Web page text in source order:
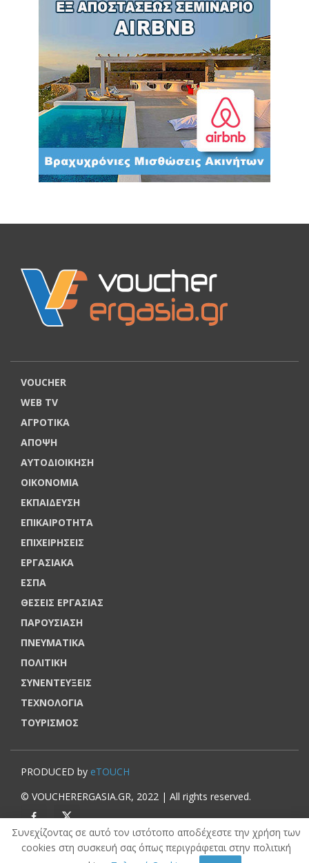
VOUCHER
WEB TV
ΑΓΡΟΤΙΚΑ
ΑΠΟΨΗ
ΑΥΤΟΔΙΟΙΚΗΣΗ
ΟΙΚΟΝΟΜΙΑ
ΕΚΠΑΙΔΕΥΣΗ
ΕΠΙΚΑΙΡΟΤΗΤΑ
ΕΠΙΧΕΙΡΗΣΕΙΣ
ΕΡΓΑΣΙΑΚΑ
ΕΣΠΑ
ΘΕΣΕΙΣ ΕΡΓΑΣΙΑΣ
ΠΑΡΟΥΣΙΑΣΗ
ΠΝΕΥΜΑΤΙΚΑ
ΠΟΛΙΤΙΚΗ
ΣΥΝΕΝΤΕΥΞΕΙΣ
ΤΕΧΝΟΛΟΓΙΑ
ΤΟΥΡΙΣΜΟΣ
PRODUCED by eTOUCH
© VOUCHERERGASIA.GR, 2022 | All rights reserved.
Συνεχίζοντας σε αυτό τον ιστότοπο αποδέχεστε την χρήση των
cookies στη συσκευή σας όπως περιγράφεται στην πολιτική